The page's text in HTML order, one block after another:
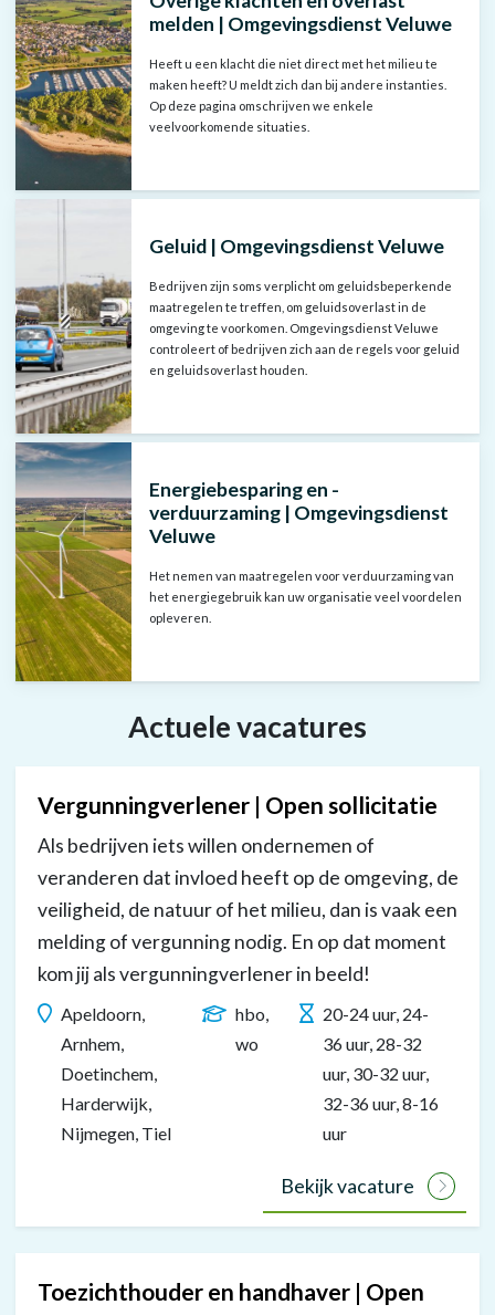
s
c
r
i
t
video
bevat
gesproken
tekst,
die
beschikbaar
is
als
ondertiteling
in
de
speler.
informatie
uitgesproken:
[00:10]
Tekst
in
beeld:
“De
Veluwe,
melden | Omgevingsdienst Veluwe
Heeft u een klacht die niet direct met het milieu te
maken heeft? U meldt zich dan bij andere instanties.
Op deze pagina omschrijven we enkele
veelvoorkomende situaties.
Geluid | Omgevingsdienst Veluwe
Bedrijven zijn soms verplicht om geluidsbeperkende
maatregelen te treffen, om geluidsoverlast in de
omgeving te voorkomen. Omgevingsdienst Veluwe
controleert of bedrijven zich aan de regels voor geluid
en geluidsoverlast houden.
Energiebesparing en -
verduurzaming | Omgevingsdienst
Veluwe
Het nemen van maatregelen voor verduurzaming van
het energiegebruik kan uw organisatie veel voordelen
opleveren.
Actuele vacatures
Vergunningverlener | Open sollicitatie
Als bedrijven iets willen ondernemen of
veranderen dat invloed heeft op de omgeving, de
veiligheid, de natuur of het milieu, dan is vaak een
melding of vergunning nodig. En op dat moment
kom jij als vergunningverlener in beeld!
Apeldoorn,
Arnhem,
Doetinchem,
Harderwijk,
Nijmegen, Tiel
hbo,
wo
20-24 uur, 24-
36 uur, 28-32
uur, 30-32 uur,
32-36 uur, 8-16
uur
Bekijk vacature
Toezichthouder en handhaver | Open